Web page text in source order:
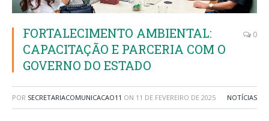
FORTALECIMENTO AMBIENTAL:
CAPACITAÇÃO E PARCERIA COM O
GOVERNO DO ESTADO
0
POR SECRETARIACOMUNICACAO11 ON 11 DE FEVEREIRO DE 2025 NOTÍCIAS